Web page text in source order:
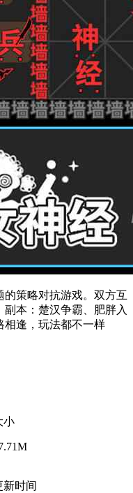
的策略对抗游戏。双方互
本：楚汉争霸、肥胖入
相逢，玩法都不一样
小
新时间